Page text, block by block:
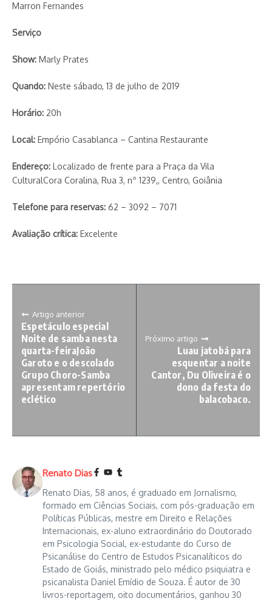
Marron Fernandes
Serviço
Show: Marly Prates
Quando: Neste sábado, 13 de julho de 2019
Horário: 20h
Local: Empório Casablanca – Cantina Restaurante
Endereço: Localizado de frente para a Praça da Vila
CulturalCora Coralina, Rua 3, nº 1239,, Centro, Goiânia
Telefone para reservas: 62 – 3092 – 7071
Avaliação crítica: Excelente
Artigo anterior
Espetáculo especial
Noite de samba nesta
quarta-feiraJoão
Garoto e o descolado
Grupo Choro-Samba
apresentam repertório
eclético
Próximo artigo
Luau jatobá para
esquentar a noite
Cantor, Du Oliveira é o
dono da festa do
balacobaco.
Renato Dias
Renato Dias, 58 anos, é graduado em Jornalismo,
formado em Ciências Sociais, com pós-graduação em
Políticas Públicas, mestre em Direito e Relações
Internacionais, ex-aluno extraordinário do Doutorado
em Psicologia Social, ex-estudante do Curso de
Psicanálise do Centro de Estudos Psicanalíticos do
Estado de Goiás, ministrado pelo médico psiquiatra e
psicanalista Daniel Emídio de Souza. É autor de 30
livros-reportagem, oito documentários, ganhou 30